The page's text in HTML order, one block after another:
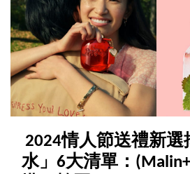
2024情人節送禮新選
水」6大清單：